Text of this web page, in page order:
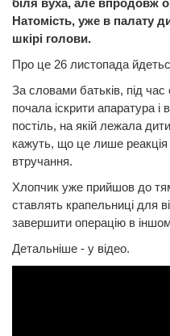
біля вуха, але впродовж
Натомість, уже в палату
шкірі голови.
Про це 26 листопада
За словами батьків, під час
почала іскрити апаратура і
постіль, на якій лежала
кажуть, що це лише реакція
втручання.
Хлопчик уже прийшов до
ставлять крапельниці для
завершити операцію в
Детальніше - у відео.